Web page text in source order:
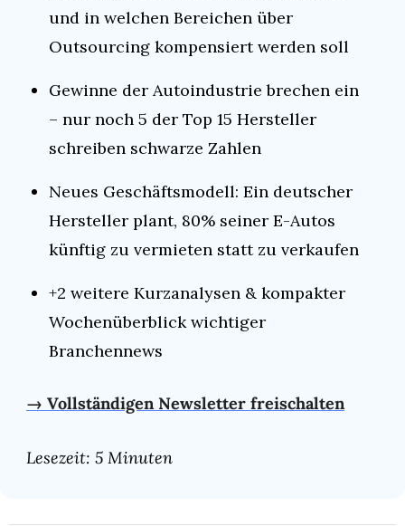
und in welchen Bereichen über
Outsourcing kompensiert werden soll
Gewinne der Autoindustrie brechen ein
– nur noch 5 der Top 15 Hersteller
schreiben schwarze Zahlen
Neues Geschäftsmodell: Ein deutscher
Hersteller plant, 80% seiner E-Autos
künftig zu vermieten statt zu verkaufen
+2 weitere Kurzanalysen & kompakter
Wochenüberblick wichtiger
Branchennews
→ Vollständigen Newsletter freischalten
Lesezeit: 5 Minuten